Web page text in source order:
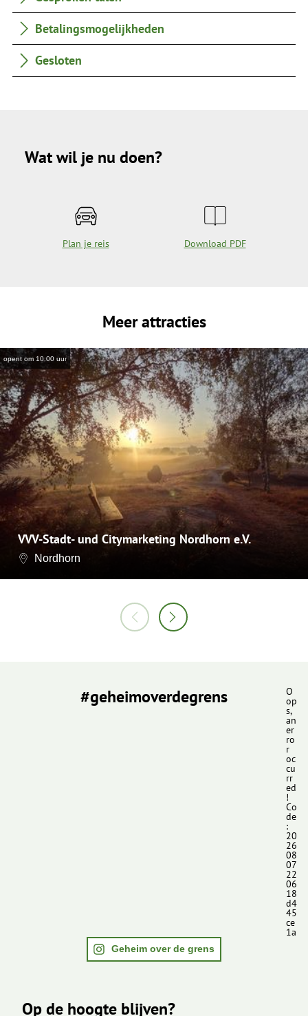
Betalingsmogelijkheden
Gesloten
Wat wil je nu doen?
Plan je reis Download PDF
Meer attracties
opent om 10:00 uur
VVV-Stadt- und Citymarketing Nordhorn e.V.
Nordhorn
#geheimoverdegrens O
op
s,
an
er
ro
r
oc
cu
rr
ed
!
Co
de
:
20
26
08
07
22
06
18
d4
45
ce
1a
Geheim over de grens
Op de hoogte blijven?